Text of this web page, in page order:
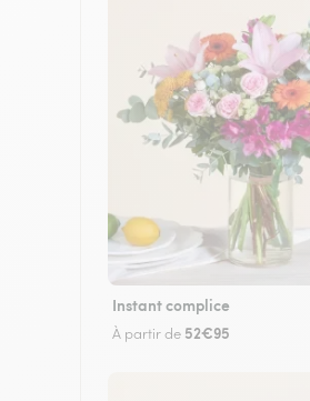
Instant complice
À partir de 52€95